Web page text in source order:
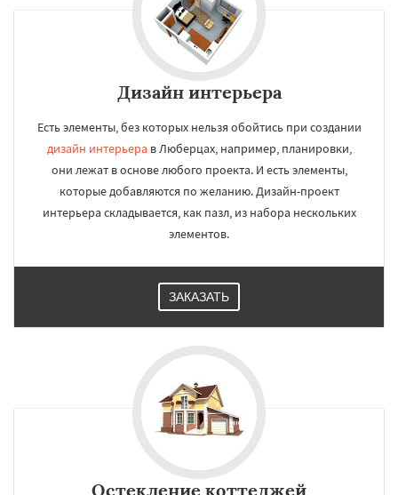
Дизайн интерьера
Есть элементы, без которых нельзя обойтись при создании
дизайн интерьера в Люберцах, например, планировки,
они лежат в основе любого проекта. И есть элементы,
которые добавляются по желанию. Дизайн-проект
интерьера складывается, как пазл, из набора нескольких
элементов.
ЗАКАЗАТЬ
Остекление коттеджей